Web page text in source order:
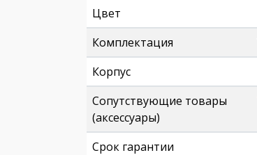
Цвет
Комплектация
Корпус
Сопутствующие товары
(аксессуары)
Срок гарантии